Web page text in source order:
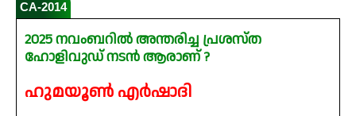
CA-2014
2025 നവംബറിൽ അന്തരിച്ച പ്രശസ്ത
ഹോളിവുഡ് നടൻ ആരാണ് ?
ഹുമയൂൺ എർഷാദി